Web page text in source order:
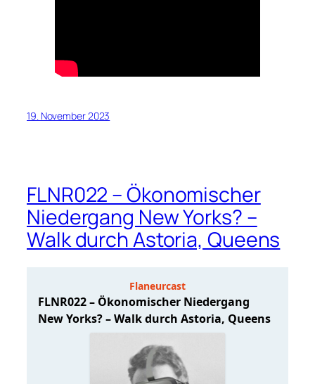
19. November 2023
FLNR022 – Ökonomischer
Niedergang New Yorks? –
Walk durch Astoria, Queens